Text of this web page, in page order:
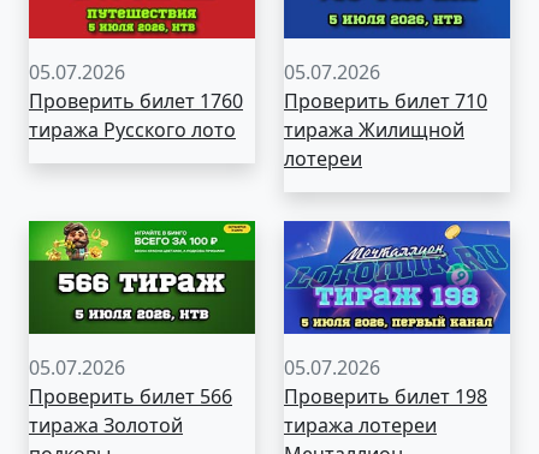
05.07.2026
Проверить билет 1760
тиража Русского лото
05.07.2026
Проверить билет 710
тиража Жилищной
лотереи
05.07.2026
Проверить билет 566
тиража Золотой
05.07.2026
Проверить билет 198
тиража лотереи